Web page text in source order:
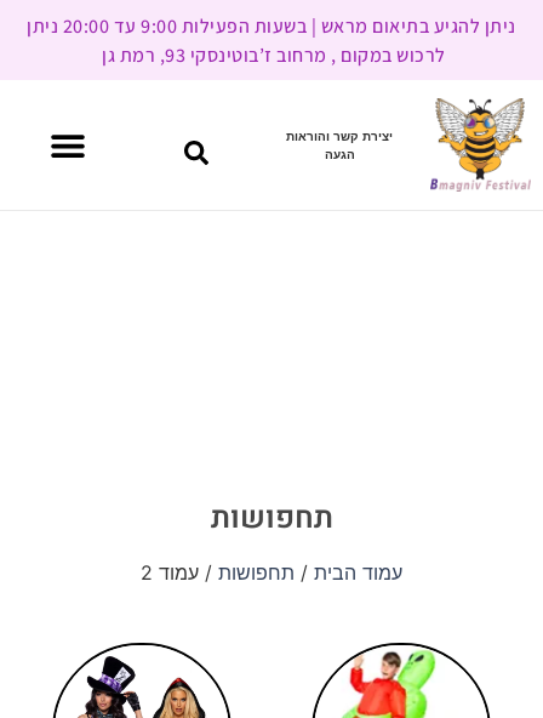
ניתן להגיע בתיאום מראש | בשעות הפעילות 9:00 עד 20:00 ניתן
לרכוש במקום , מרחוב ז’בוטינסקי 93, רמת גן
יצירת קשר והוראות
הגעה
תחפושות
עמוד הבית / תחפושות / עמוד 2